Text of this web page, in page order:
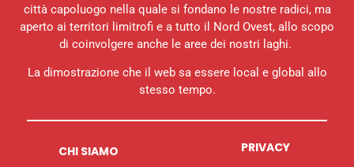
città capoluogo nella quale si fondano le nostre radici, ma
aperto ai territori limitrofi e a tutto il Nord Ovest, allo scopo
di coinvolgere anche le aree dei nostri laghi.
La dimostrazione che il web sa essere local e global allo
stesso tempo.
CHI SIAMO PRIVACY